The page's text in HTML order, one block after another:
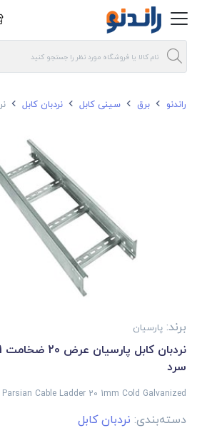
راندنو برق سینی کابل نردبان کابل
برند: پارسیان
سرد
Parsian Cable Ladder 20 1mm Cold Galvanized
دسته‌بندی: نردبان کابل